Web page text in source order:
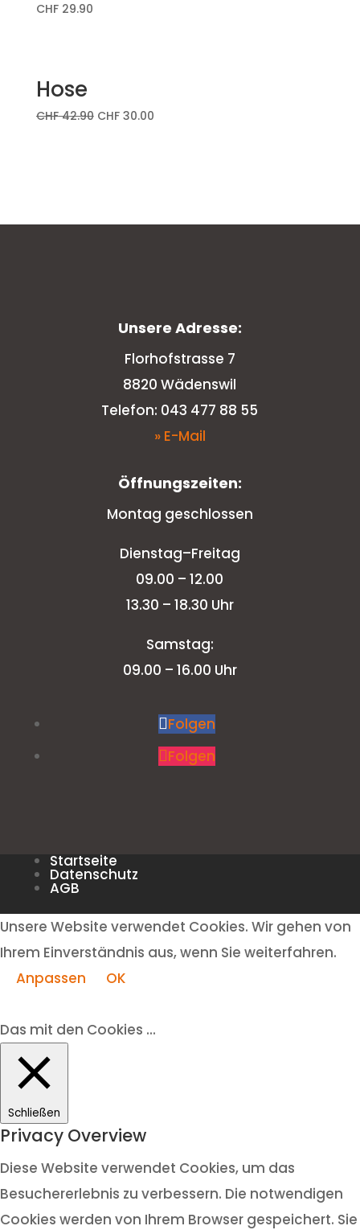
CHF29.90
Hose
CHF42.90 CHF30.00
Unsere Adresse:
Florhofstrasse 7
8820 Wädenswil
Telefon: 043 477 88 55
» E-Mail
Öffnungszeiten:
Montag geschlossen
Dienstag–Freitag
09.00 – 12.00
13.30 – 18.30 Uhr
Samstag:
09.00 – 16.00 Uhr
Folgen
Folgen
Startseite
Datenschutz
AGB
Unsere Website verwendet Cookies. Wir gehen von
Ihrem Einverständnis aus, wenn Sie weiterfahren.
Anpassen
OK
Das mit den Cookies ...
Schließen
Privacy Overview
Diese Website verwendet Cookies, um das
Besuchererlebnis zu verbessern. Die notwendigen
Cookies werden von Ihrem Browser gespeichert. Sie